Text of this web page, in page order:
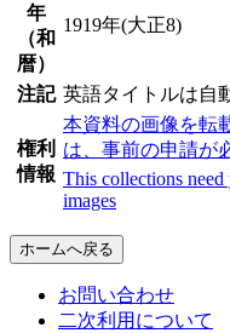
年
（和
暦）
1919年(大正8)
注記 英語タイトルは自
権利
情報
本資料の画像を転
は、事前の申請が
This collections
images
ホームへ戻る
お問い合わせ
二次利用について